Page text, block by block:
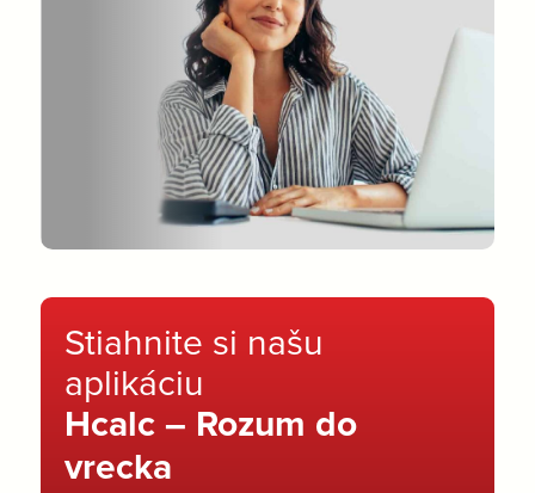
Stiahnite si našu
aplikáciu
Hcalc – Rozum do
vrecka